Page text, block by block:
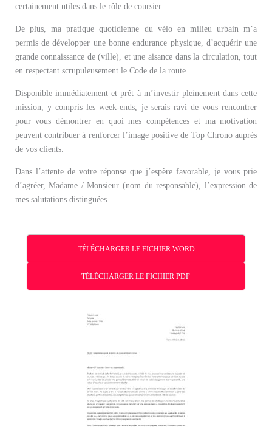
certainement utiles dans le rôle de coursier.
De plus, ma pratique quotidienne du vélo en milieu urbain m’a
permis de développer une bonne endurance physique, d’acquérir une
grande connaissance de (ville), et une aisance dans la circulation, tout
en respectant scrupuleusement le Code de la route.
Disponible immédiatement et prêt à m’investir pleinement dans cette
mission, y compris les week-ends, je serais ravi de vous rencontrer
pour vous démontrer en quoi mes compétences et ma motivation
peuvent contribuer à renforcer l’image positive de Top Chrono auprès
de vos clients.
Dans l’attente de votre réponse que j’espère favorable, je vous prie
d’agréer, Madame / Monsieur (nom du responsable), l’expression de
mes salutations distinguées.
TÉLÉCHARGER LE FICHIER WORD
TÉLÉCHARGER LE FICHIER PDF